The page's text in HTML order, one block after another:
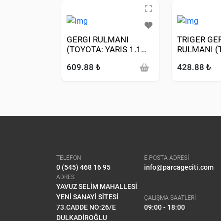
GERGI RULMANI
(TOYOTA: YARIS 1.1
609.88 ₺
TRIGER
RULMANI
88>98)
428.88 ₺
TELEFON
0 (545) 468 16 95
E-POSTA ADRESİ
info@parcageciti.com
ADRES
YAVUZ SELİM MAHALLESİ
YENİ SANAYİ SİTESİ
73.CADDE NO:26/E
DULKADİROĞLU
ÇALIŞMA SAATLERİ
09:00 - 18:00